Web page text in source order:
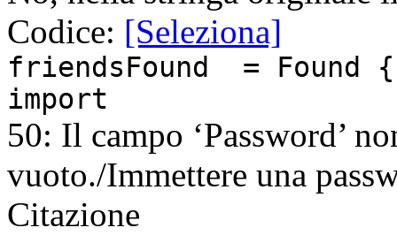
Codice: [Seleziona]
friendsFound = Found
import
50: Il campo ‘Password’
vuoto./Immettere una
Citazione